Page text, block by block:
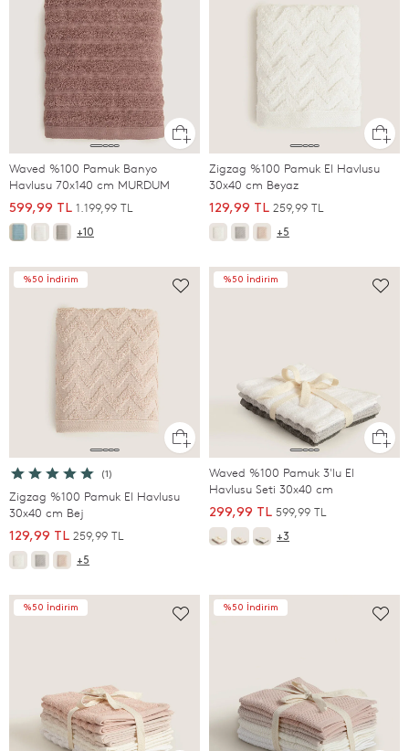
Waved %100 Pamuk Banyo
Havlusu 70x140 cm MURDUM
599,99 TL 1.199,99 TL
+10
Zigzag %100 Pamuk El Havlusu
30x40 cm Beyaz
129,99 TL 259,99 TL
+5
%50 İndirim
(1)
Zigzag %100 Pamuk El Havlusu
30x40 cm Bej
129,99 TL 259,99 TL
+5
%50 İndirim
Waved %100 Pamuk 3'lu El
Havlusu Seti 30x40 cm
299,99 TL 599,99 TL
+3
%50 İndirim %50 İndirim